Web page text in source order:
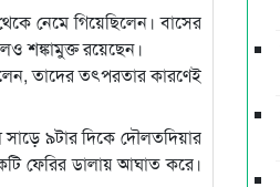
নেমে গিয়েছিলেন। বাসের
শঙ্কামুক্ত রয়েছেন।
তাদের তৎপরতার কারণেই
সাড়ে ৯টার দিকে দৌলতদিয়ার
ফেরির ডালায় আঘাত করে।